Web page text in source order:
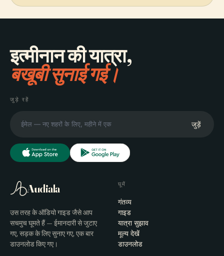
इत्मीनान की यात्रा,
बखूबी सुनाई गई।
जुड़े रहें
जुड़ें
Audiala
उस तरह के ऑडियो गाइड जैसे आप
सचमुच घूमते हैं — ईमानदारी से जुटाए
गए, सड़क के लिए सुनाए गए, एक बार
डाउनलोड किए गए।
घूमें
गंतव्य
गाइड
यात्रा सुझाव
मूल्य देखें
डाउनलोड